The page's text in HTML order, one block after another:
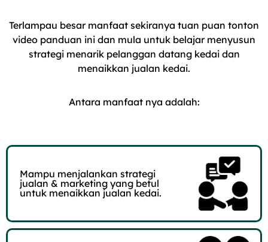
Terlampau besar manfaat sekiranya tuan puan tonton
video panduan ini dan mula untuk belajar menyusun
strategi menarik pelanggan datang kedai dan
menaikkan jualan kedai.
Antara manfaat nya adalah:
Mampu menjalankan strategi
jualan & marketing yang betul
untuk menaikkan jualan kedai.